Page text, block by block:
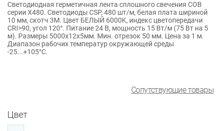
Светодиодная герметичная лента сплошного свечения COB
серии X480. Светодиоды CSP, 480 шт/м, белая плата шириной
10 мм, скотч 3M. Цвет БЕЛЫЙ 6000K, индекс цветопередачи
CRI>90, угол 120°. Питание 24 В, мощность 15 Вт/м (75 Вт на 5
м). Размеры 5000x12x5мм. Мин. отрезок 50 мм. Цена за 1 м.
Диапазон рабочих температур окружающей среды
-25...+105°С.
Сопутствующие товары
Цвет